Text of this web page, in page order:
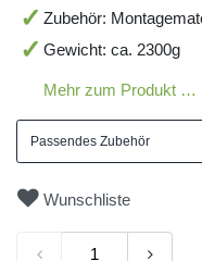
Zubehör:
Gewicht: ca. 2300g
Mehr zum Produkt …
Passendes Zubehör
Wunschliste